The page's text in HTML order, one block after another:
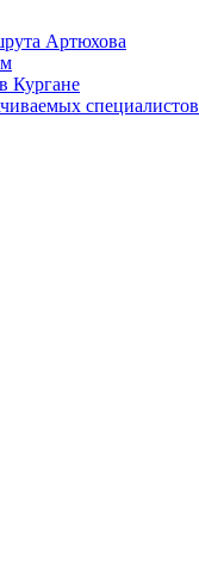
Артюхова
Кургане
специалистов